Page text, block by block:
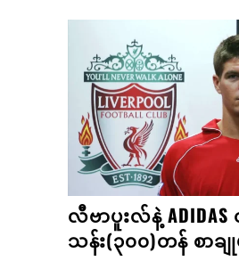
လီဗာပူးလ်နဲ့ ADIDAS
သန်း(၃၀၀)တန် စာခ